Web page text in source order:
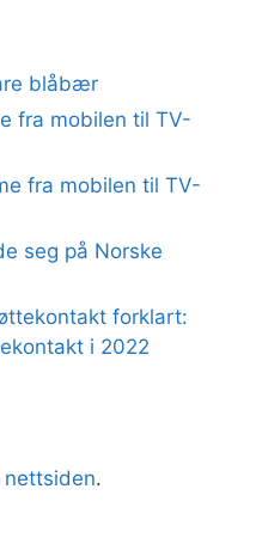
blåbær
fra mobilen til TV-
fra mobilen til TV-
seg på Norske
forklart:
i 2022
nettsiden.